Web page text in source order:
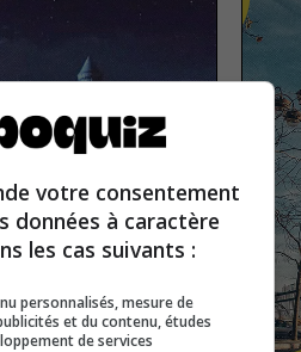
votre consentement
données à caractère
les cas suivants :
personnalisés, mesure de
et du contenu, études
de services